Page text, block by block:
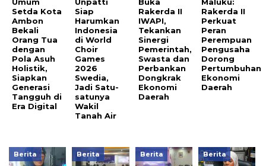
Setda Kota
Ambon
Bekali
Orang Tua
dengan
Pola Asuh
Holistik,
Siapkan
Generasi
Tangguh di
Era Digital
Siap
Harumkan
Indonesia
di World
Choir
Games
2026
Swedia,
Jadi Satu-
satunya
Wakil
Tanah Air
Rakerda II
IWAPI,
Tekankan
Sinergi
Pemerintah,
Swasta dan
Perbankan
Dongkrak
Ekonomi
Daerah
Rakerda II
Perkuat
Peran
Perempuan
Pengusaha
Dorong
Pertumbuhan
Ekonomi
Daerah
Berita Berita Berita Berita